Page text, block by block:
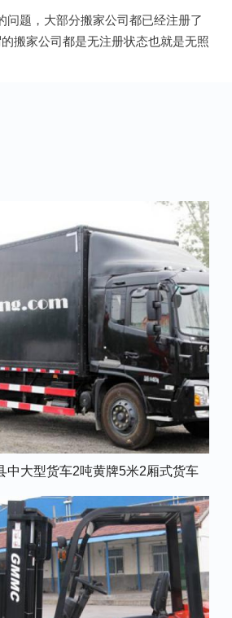
问题，大部分搬家公司都已经注册了
搬家公司都是无注册状态也就是无照
中大型货车2吨黄牌5米2厢式货车